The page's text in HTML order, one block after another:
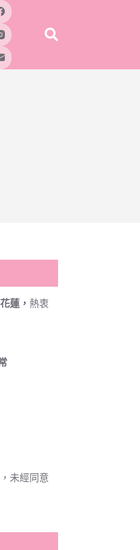
花蓮， 熱衷
未經同意